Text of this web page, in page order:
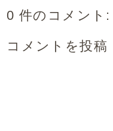
0 件のコメント:
コメントを投稿